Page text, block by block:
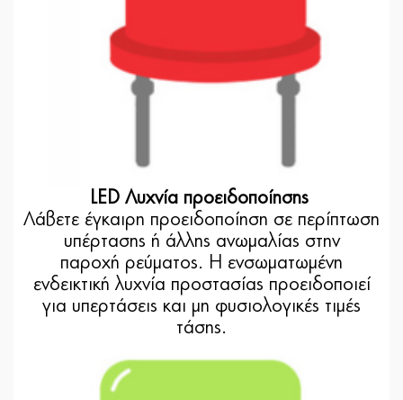
LED Λυχνία προειδοποίησης
Λάβετε έγκαιρη προειδοποίηση σε περίπτωση
υπέρτασης ή άλλης ανωμαλίας στην
παροχή ρεύματος. Η ενσωματωμένη
ενδεικτική λυχνία προστασίας προειδοποιεί
για υπερτάσεις και μη φυσιολογικές τιμές
τάσης.